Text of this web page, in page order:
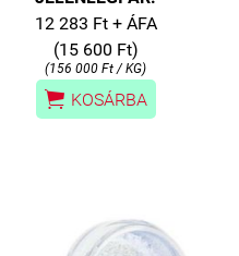
12 283 Ft + ÁFA
(15 600 Ft)
(156 000 Ft / KG)
 KOSÁRBA